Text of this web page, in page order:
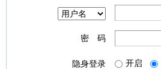
密 码
隐身登录 开启